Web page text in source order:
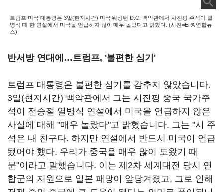
트럼프 미국 대통령은 3일(현지시간) 미국 워싱턴 D.C. 백악관에서 시진핑 주석이 열
병식 때 한 연설에서 미국을 언급하지 않아 매우 놀랐다고 밝혔다. (사진=EPA 연합뉴
스)
반서방 연대에 …트럼프, '불편한 심기'
트럼프 대통령은 불편한 심기를 감추지 않았습니다.
3일(현지시간) 백악관에서 그는 시진핑 중국 국가주
석이 전승절 열병식 연설에서 미국을 언급하지 않은
사실에 대해 "매우 놀랐다"고 밝혔습니다. 그는 "시 주
석은 내 친구다. 하지만 연설에서 반드시 미국이 언급
됐어야 했다. 우리가 중국을 매우 많이 도왔기 때
문"이라고 말했습니다. 이는 제2차 세계대전 당시 연
합군의 지원으로 일본 패망이 앞당겨졌고, 그로 인해